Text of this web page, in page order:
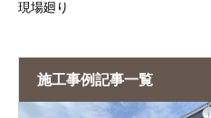
現場廻り
施工事例記事一覧